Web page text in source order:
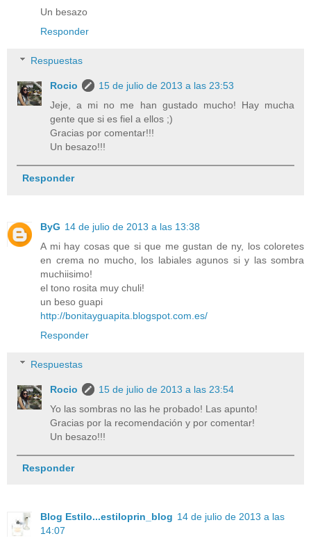
Un besazo
Responder
Respuestas
Rocio
15 de julio de 2013 a las 23:53
Jeje, a mi no me han gustado mucho! Hay mucha
gente que si es fiel a ellos ;)
Gracias por comentar!!!
Un besazo!!!
Responder
ByG 14 de julio de 2013 a las 13:38
A mi hay cosas que si que me gustan de ny, los coloretes
en crema no mucho, los labiales agunos si y las sombra
muchiisimo!
el tono rosita muy chuli!
un beso guapi
http://bonitayguapita.blogspot.com.es/
Responder
Respuestas
Rocio
15 de julio de 2013 a las 23:54
Yo las sombras no las he probado! Las apunto!
Gracias por la recomendación y por comentar!
Un besazo!!!
Responder
Blog Estilo...estiloprin_blog 14 de julio de 2013 a las
14:07